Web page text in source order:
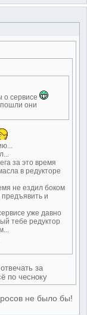
о сервисе
пошли они
за это время
в редукторе
не ездил боком
и
уже давно
тебе редуктор
за
по чесноку
не было бы!